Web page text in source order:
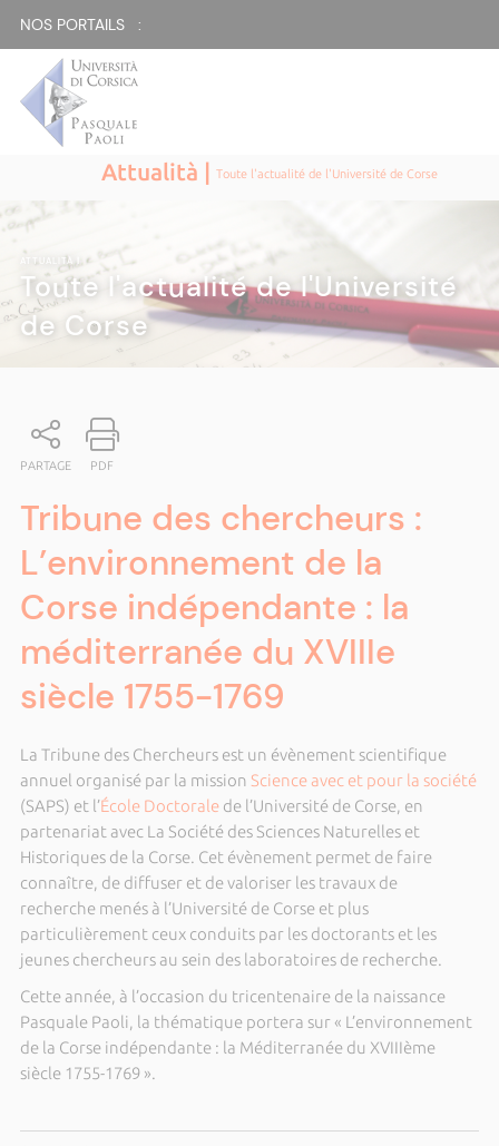
NOS PORTAILS :
Attualità |Toute l'actualité de l'Université de Corse
ATTUALITÀ|
Toute l'actualité de l'Université
de Corse
PARTAGE PDF
Tribune des chercheurs :
L’environnement de la
Corse indépendante : la
méditerranée du XVIIIe
siècle 1755-1769
La Tribune des Chercheurs est un évènement scientifique
annuel organisé par la mission Science avec et pour la société
(SAPS) et l’École Doctoralede l’Université de Corse, en
partenariat avec La Société des Sciences Naturelles et
Historiques de la Corse. Cet évènement permet de faire
connaître, de diffuser et de valoriser les travaux de
recherche menés à l’Université de Corse et plus
particulièrement ceux conduits par les doctorants et les
jeunes chercheurs au sein des laboratoires de recherche.
Cette année, à l’occasion du tricentenaire de la naissance
Pasquale Paoli, la thématique portera sur « L’environnement
de la Corse indépendante : la Méditerranée du XVIIIème
siècle 1755-1769 ».